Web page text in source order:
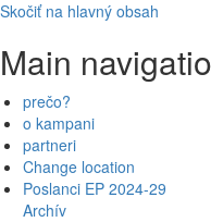
Skočiť na hlavný obsah
Main
prečo?
o kampani
partneri
Change location
Poslanci EP 2024-29
Archív